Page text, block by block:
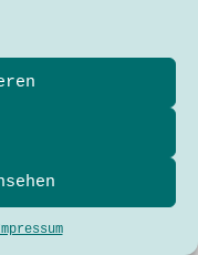
München